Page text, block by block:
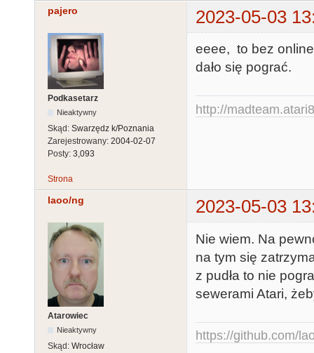
pajero 2023-05-03
Podkasetarz
Nieaktywny
Skąd: Swarzędz k/Poznania
Zarejestrowany: 2004-02-07
Posty: 3,093
eeee, to bez
dało się pograć.
http://
Strona
laoo/ng 2023-05-03
Atarowiec
Nieaktywny
Skąd: Wrocław
Nie wiem. Na
na tym się
z pudła to nie
sewerami Atari,
https://github.com/